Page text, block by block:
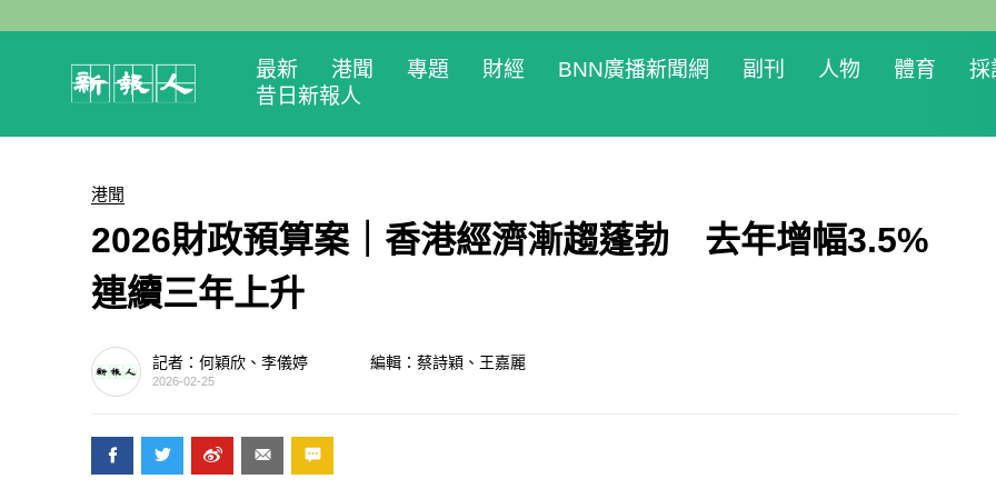
最新 港聞 專題 財經 BNN廣播新聞網 副刊 人物 體育 採
昔日新報人
港聞
2026財政預算案｜香港經濟漸趨蓬勃 去年增幅3.5%
連續三年上升
記者：何穎欣、李儀婷 編輯：蔡詩穎、王嘉麗
2026-02-25